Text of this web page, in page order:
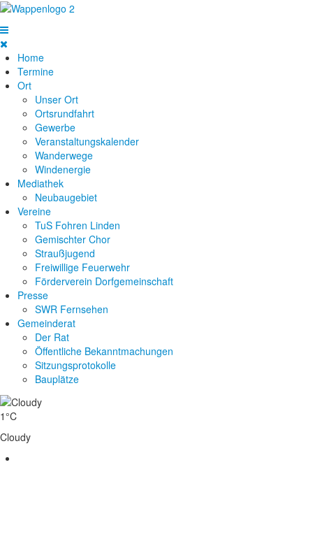
Home
Termine
Ort
Unser Ort
Ortsrundfahrt
Gewerbe
Veranstaltungskalender
Wanderwege
Windenergie
Mediathek
Neubaugebiet
Vereine
TuS Fohren Linden
Gemischter Chor
Straußjugend
Freiwillige Feuerwehr
Förderverein Dorfgemeinschaft
Presse
SWR Fernsehen
Gemeinderat
Der Rat
Öffentliche Bekanntmachungen
Sitzungsprotokolle
Bauplätze
1°C
Cloudy